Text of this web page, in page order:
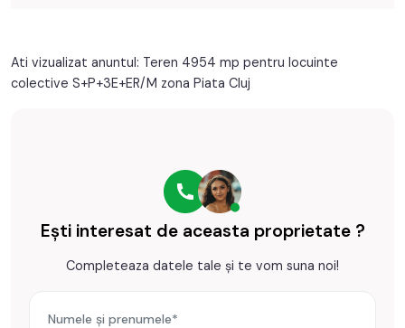
Ati vizualizat anuntul: Teren 4954 mp pentru locuinte
colective S+P+3E+ER/M zona Piata Cluj
Ești interesat de aceasta proprietate ?
Completeaza datele tale și te vom suna noi!